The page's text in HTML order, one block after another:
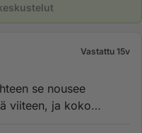
Vastattu 15v
se nousee
viiteen, ja koko